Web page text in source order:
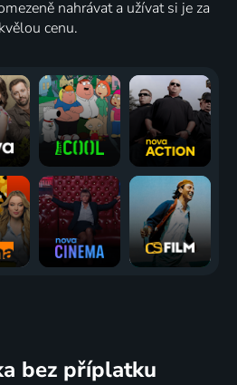
nahrávat a užívat si je za
cenu.
bez příplatku